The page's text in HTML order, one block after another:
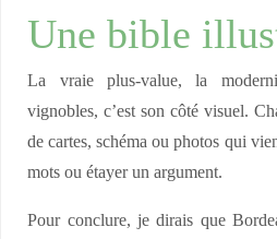
o
o
s
B
o
Une bible
La vraie plus-value, la
vignobles, c’est son côté visuel.
de cartes, schéma ou photos qui
mots ou étayer un argument.
Pour conclure, je dirais que